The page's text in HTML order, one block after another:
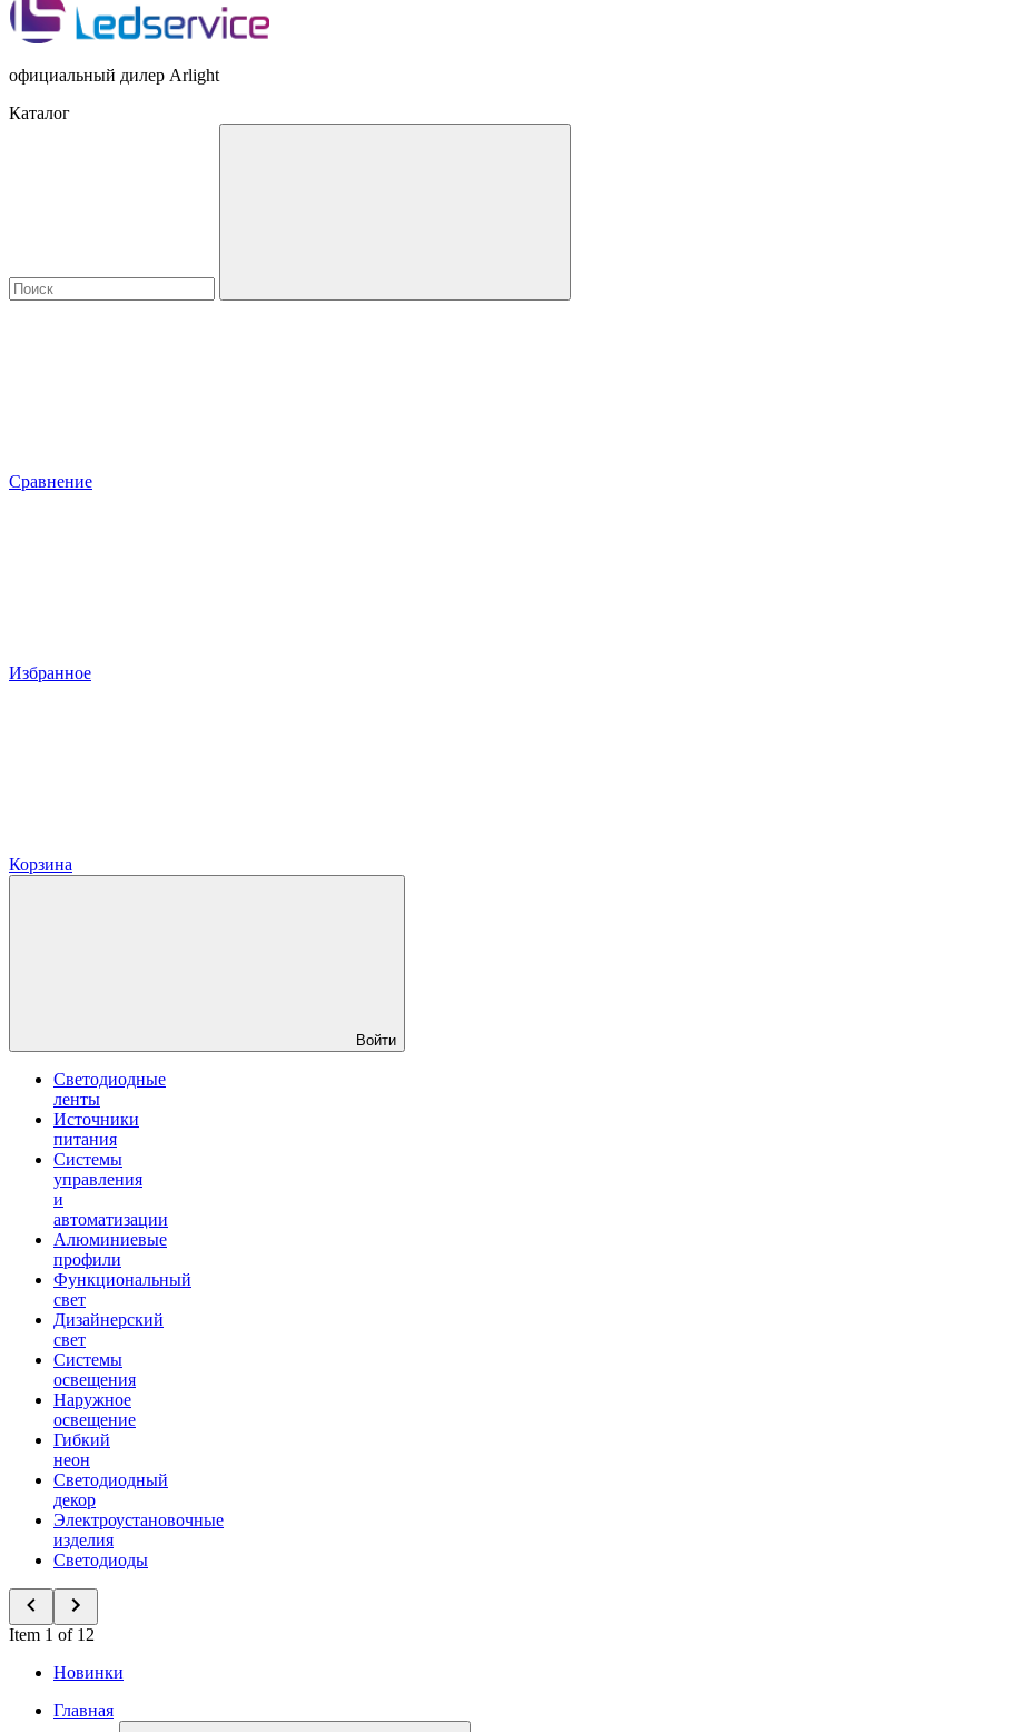
официальный дилер Arlight
Каталог
Сравнение
Избранное
Корзина
Войти
Светодиодные
ленты
Источники
питания
Системы
управления
и
автоматизации
Алюминиевые
профили
Функциональный
свет
Дизайнерский
свет
Системы
освещения
Наружное
освещение
Гибкий
неон
Светодиодный
декор
Электроустановочные
изделия
Светодиоды
Item 1 of 12
Новинки
Главная